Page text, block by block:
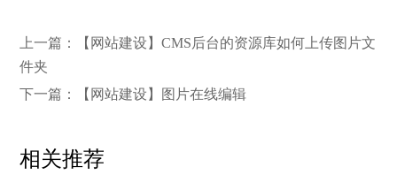
上一篇：
【网站建设】CMS后台的资源库如何上传图片文
件夹
下一篇：
【网站建设】图片在线编辑
相关推荐
【网站建设】网站的留言板如何绑定
邮件推送和微信推送？
2026/03/12
目录上线多语言网站的区别